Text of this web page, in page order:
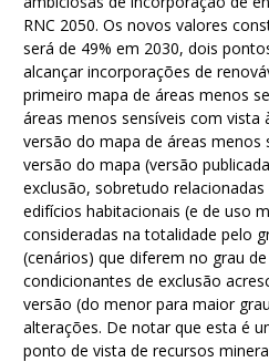
RNC 2050. Os novos valores
será de 49% em 2030, dois
alcançar incorporações de
primeiro mapa de áreas menos
áreas menos sensíveis com vista
versão do mapa de áreas menos
versão do mapa (versão
exclusão, sobretudo
edifícios habitacionais (e de uso
consideradas na totalidade pelo
(cenários) que diferem no grau
condicionantes de exclusão
versão (do menor para maior
alterações. De notar que esta é
ponto de vista de recursos